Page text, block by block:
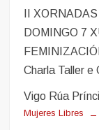
II
DOMINGO 7
Charla Taller e
Vigo Rúa
Mujeres Libres